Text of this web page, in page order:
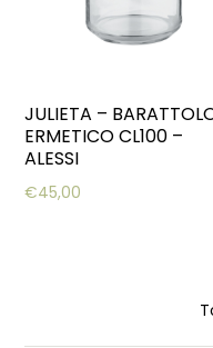
JULIETA –
ERMETICO CL100 –
ALESSI
€45,00